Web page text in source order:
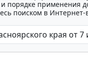
порядке применения
поиском в